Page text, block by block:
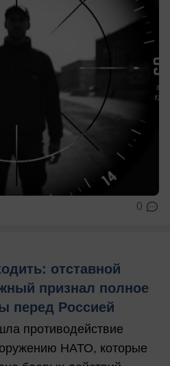
0
отставной
признал полное
перед Россией
противодействие
НАТО, которые